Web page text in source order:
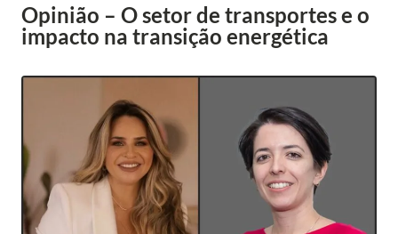
Opinião – O setor de transportes e o
impacto na transição energética